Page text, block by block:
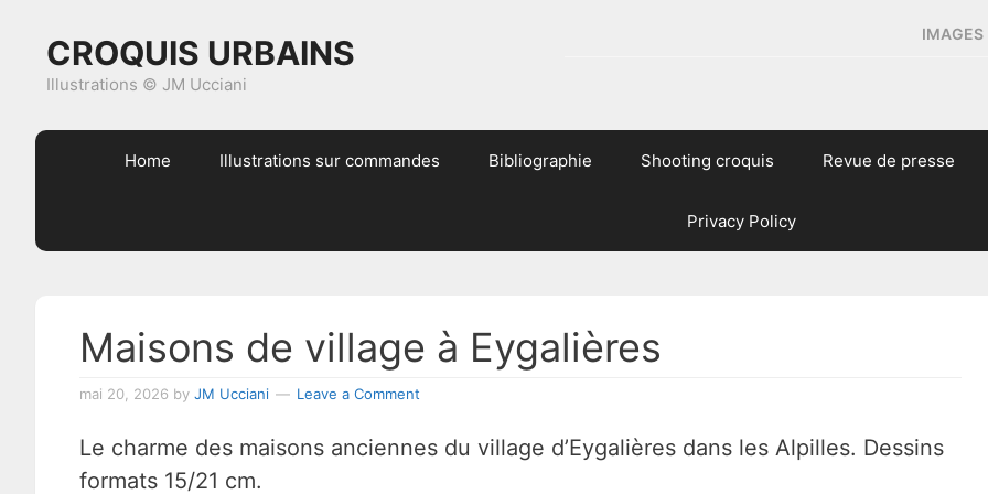
primary
content
primary
footer
CROQUIS URBAINS
Illustrations © JM Ucciani
IMAGES
Home Illustrations sur commandes Bibliographie Shooting croquis Revue de presse
Privacy Policy
Maisons de village à Eygalières
mai 20, 2026 by JM Ucciani Leave a Comment
Le charme des maisons anciennes du village d’Eygalières dans les Alpilles. Dessins
formats 15/21 cm.